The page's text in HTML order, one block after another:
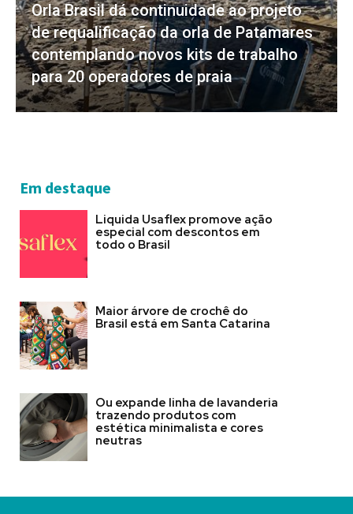
Orla Brasil dá continuidade ao projeto
de requalificação da orla de Patamares
contemplando novos kits de trabalho
para 20 operadores de praia
Em destaque
Liquida Usaflex promove ação
especial com descontos em
todo o Brasil
Maior árvore de crochê do
Brasil está em Santa Catarina
Ou expande linha de lavanderia
trazendo produtos com
estética minimalista e cores
neutras